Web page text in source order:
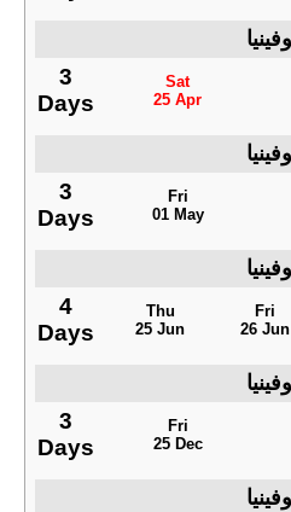
3
Days
Sat
25 Apr
3
Days
Fri
01 May
4
Days
Thu
25 Jun
Fri
26 Jun
3
Days
Fri
25 Dec